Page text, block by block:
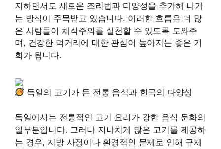
지하면서도 새로운 조리법과 다양성을 추가해 나가
는 방식이 주목받고 있습니다. 이러한 흐름은 더 많
은 사람들이 채식주의를 실천할 수 있도록 도와주
며, 건강한 먹거리에 대한 관심이 높아지는 좋은 기
회가 됩니다.
독일의 고기가 든 전통 음식과 한국의 다양성
독일에서는 전통적인 고기 요리가 강한 음식 문화의
일부분입니다. 그러나 지나치게 많은 고기를 제공하
는 경우, 지방 사정이나 환경적인 문제로 인해 규제